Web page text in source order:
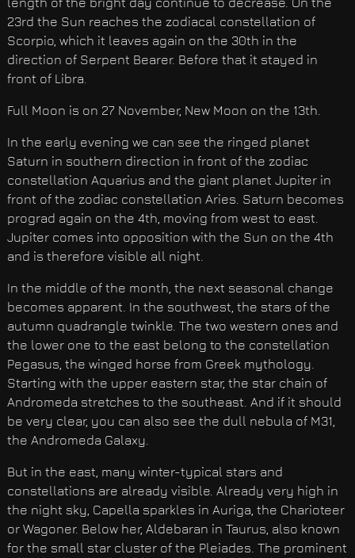
23rd the Sun reaches the zodiacal constellation of
Scorpio, which it leaves again on the 30th in the
direction of Serpent Bearer. Before that it stayed in
front of Libra.
Full Moon is on 27 November, New Moon on the 13th.
In the early evening we can see the ringed planet
Saturn in southern direction in front of the zodiac
constellation Aquarius and the giant planet Jupiter in
front of the zodiac constellation Aries. Saturn becomes
prograd again on the 4th, moving from west to east.
Jupiter comes into opposition with the Sun on the 4th
and is therefore visible all night.
In the middle of the month, the next seasonal change
becomes apparent. In the southwest, the stars of the
autumn quadrangle twinkle. The two western ones and
the lower one to the east belong to the constellation
Pegasus, the winged horse from Greek mythology.
Starting with the upper eastern star, the star chain of
Andromeda stretches to the southeast. And if it should
be very clear, you can also see the dull nebula of M31,
the Andromeda Galaxy.
But in the east, many winter-typical stars and
constellations are already visible. Already very high in
the night sky, Capella sparkles in Auriga, the Charioteer
or Wagoner. Below her, Aldebaran in Taurus, also known
for the small star cluster of the Pleiades. The prominent